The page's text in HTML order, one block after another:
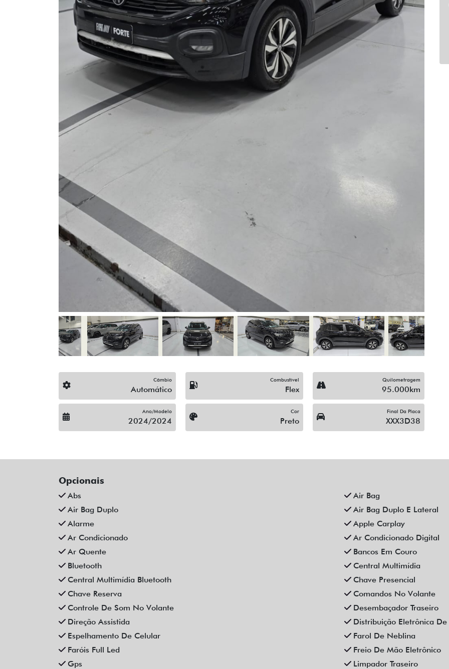
Câmbio
Automático
Combustível
Flex
Quilometragem
95.000km
Ano/Modelo
2024/2024
Cor
Preto
Final Da Placa
XXX3D38
Opcionais
Abs
Air Bag
Air Bag Duplo
Air Bag Duplo E Lateral
Alarme
Apple Carplay
Ar Condicionado
Ar Condicionado Digital
Ar Quente
Bancos Em Couro
Bluetooth
Central Multimídia
Central Multimídia Bluetooth
Chave Presencial
Chave Reserva
Comandos No Volante
Controle De Som No Volante
Desembaçador Traseiro
Direção Assistida
Distribuição Eletrônica De
Espelhamento De Celular
Farol De Neblina
Faróis Full Led
Freio De Mão Eletrônico
Gps
Limpador Traseiro